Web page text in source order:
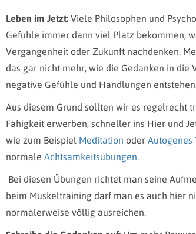
Leben im Jetzt: Viele Philosophen und
Gefühle immer dann viel Platz bekommen,
Vergangenheit oder Zukunft nachdenken.
das gar nicht mehr, wie die Gedanken in
negative Gefühle und Handlungen
Aus diesem Grund sollten wir es regelrecht
Fähigkeit erwerben, schneller ins Hier und
wie zum Beispiel Meditation oder Autogenes
normale Achtsamkeitsübungen.
Bei diesen Übungen richtet man seine
beim Muskeltraining darf man es auch hier
normalerweise völlig ausreichen.